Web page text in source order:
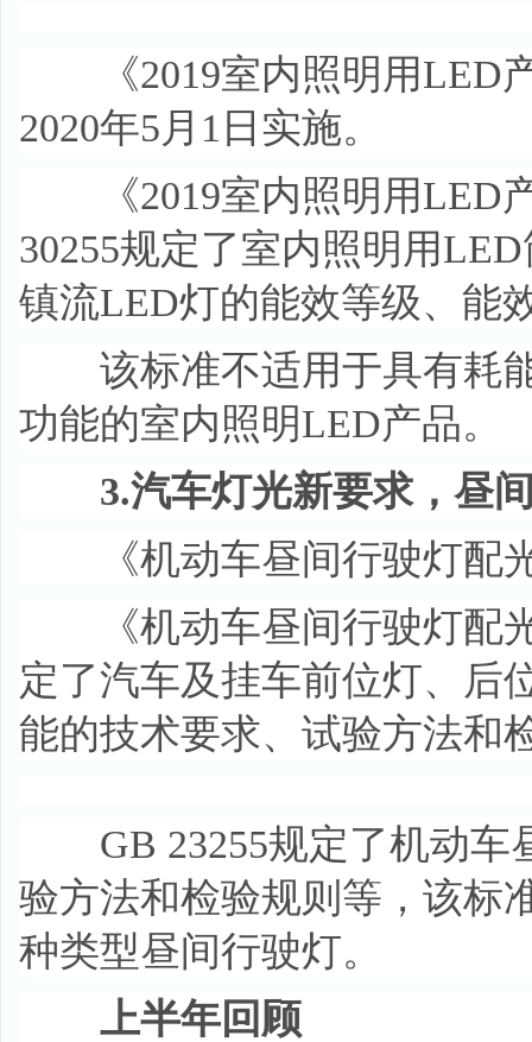
《2019室内照明用LED
2020年5月1日实施。
《2019室内照明用LED
30255规定了室内照明用
镇流LED灯的能效等级、能
该标准不适用于具有耗能
功能的室内照明LED产品。
3.汽车灯光新要求，昼
《机动车昼间行驶灯配光
《机动车昼间行驶灯配光
定了汽车及挂车前位灯、后
能的技术要求、试验方法和
GB 23255规定了机动车
验方法和检验规则等，该标
种类型昼间行驶灯。
上半年回顾